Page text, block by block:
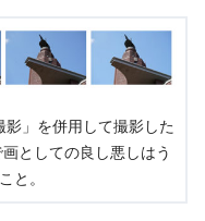
影」を併用して撮影した
としての良し悪しはう
と。